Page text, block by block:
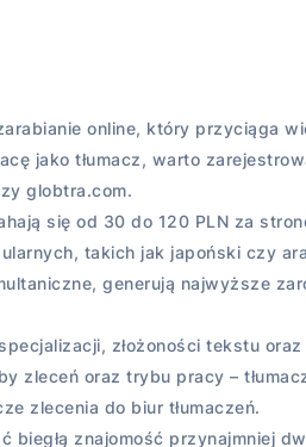
online, który przyciąga
jako tłumacz, warto
globtra.com.
się od 30 do 120 PLN za
takich jak japoński czy
generują najwyższe
złożoności tekstu
zleceń oraz trybu pracy –
zlecenia do biur tłumaczeń.
biegłą znajomość przynajmniej